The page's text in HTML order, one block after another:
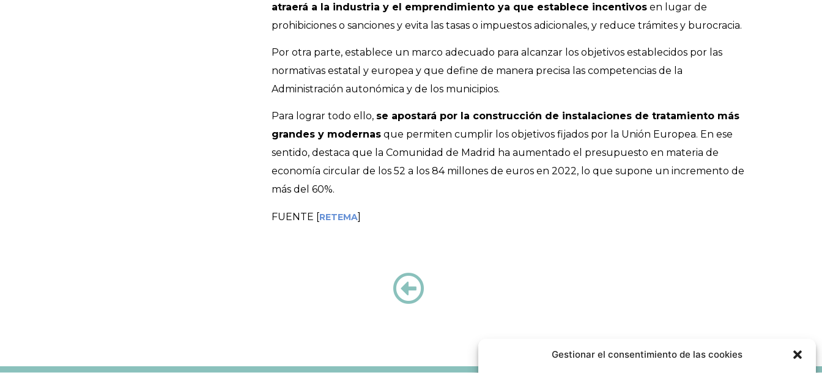
Gestionar el consentimiento de las cookies
atraerá a la industria y el emprendimiento ya que establece incentivosen lugar de
prohibiciones o sanciones y evita las tasas o impuestos adicionales, y reduce trámites y burocracia.
Por otra parte, establece un marco adecuado para alcanzar los objetivos establecidos por las
normativas estatal y europea y que define de manera precisa las competencias de la
Administración autonómica y de los municipios.
Para lograr todo ello, se apostará por la construcción de instalaciones de tratamiento más
grandes y modernasque permiten cumplir los objetivos fijados por la Unión Europea. En ese
sentido, destaca que la Comunidad de Madrid ha aumentado el presupuesto en materia de
economía circular de los 52 a los 84 millones de euros en 2022, lo que supone un incremento de
más del 60%.
FUENTE [RETEMA]